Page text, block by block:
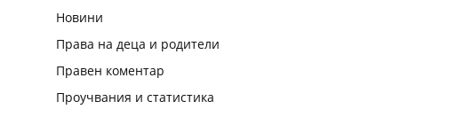
Новини
Права на деца и родители
Правен коментар
Проучвания и статистика